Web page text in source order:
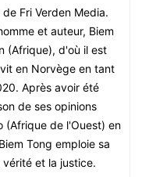
Fri Verden Media.
et auteur, Biem
(Afrique), d'où il est
en Norvège en tant
Après avoir été
de ses opinions
(Afrique de l'Ouest) en
Tong emploie sa
et la justice.